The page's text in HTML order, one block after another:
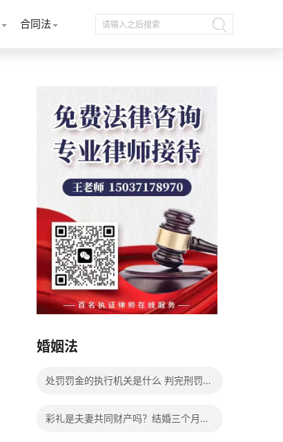
合同法
婚姻法
处罚罚金的执行机关是什么 判完刑罚金
彩礼是夫妻共同财产吗？结婚三个月离